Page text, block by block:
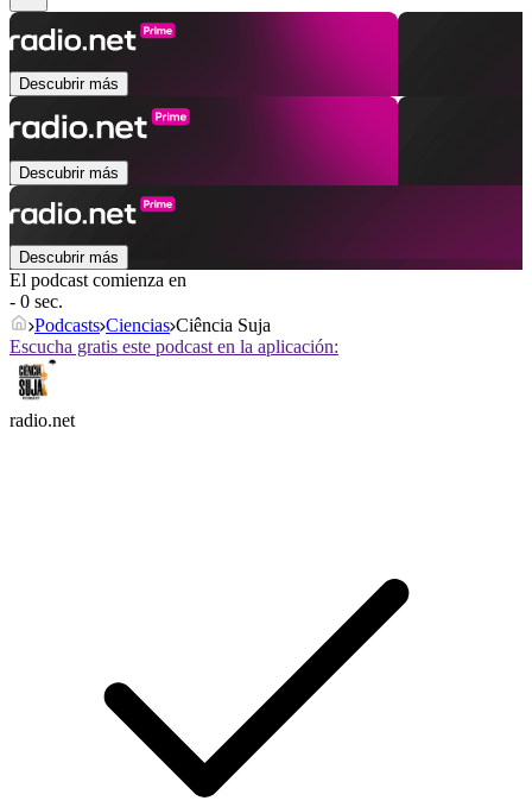
Descubrir más
Descubrir más
Descubrir más
El podcast comienza en
- 0 sec.
Podcasts Ciencias Ciência Suja
Escucha gratis este podcast en la aplicación:
radio.net